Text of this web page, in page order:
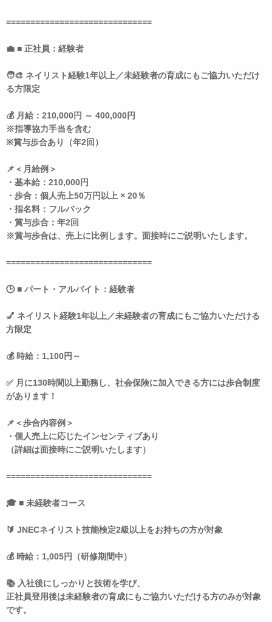
==============================
💼 ■ 正社員：経験者
🧑‍🎨 ネイリスト経験1年以上／未経験者の育成にもご協力いただけ
る方限定
💰 月給：210,000円 ～ 400,000円
※指導協力手当を含む
※賞与歩合あり（年2回）
📌＜月給例＞
・基本給：210,000円
・歩合：個人売上50万円以上 × 20％
・指名料：フルバック
・賞与歩合：年2回
※賞与歩合は、売上に比例します。面接時にご説明いたします。
==============================
🕒 ■ パート・アルバイト：経験者
💅 ネイリスト経験1年以上／未経験者の育成にもご協力いただける
方限定
💰 時給：1,100円～
✅ 月に130時間以上勤務し、社会保険に加入できる方には歩合制度
があります！
📌＜歩合内容例＞
・個人売上に応じたインセンティブあり
（詳細は面接時にご説明いたします）
==============================
🎓 ■ 未経験者コース
🔰 JNECネイリスト技能検定2級以上をお持ちの方が対象
💰 時給：1,005円（研修期間中）
📚 入社後にしっかりと技術を学び、
正社員登用後は未経験者の育成にもご協力いただける方のみが対象
です。